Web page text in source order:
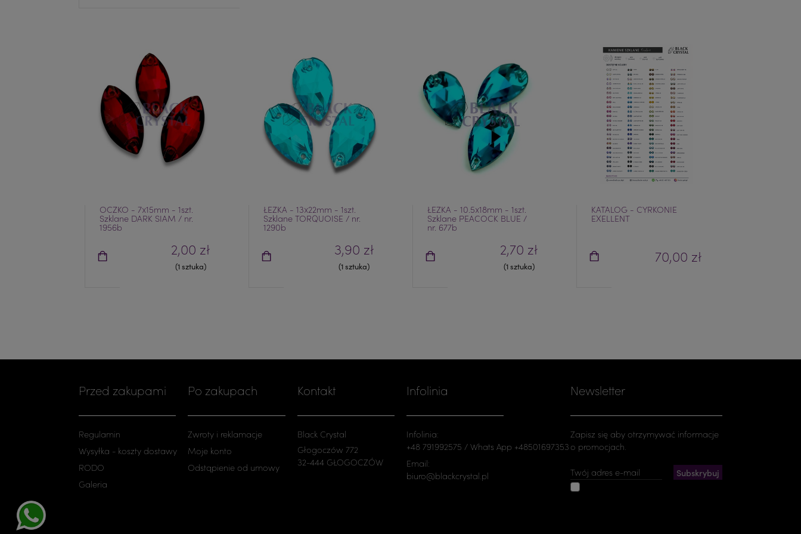
OCZKO - 7x15mm - 1szt.
Szklane DARK SIAM / nr.
1956b
2,00 zł
(1 sztuka)
ŁEZKA - 13x22mm - 1szt.
Szklane TORQUOISE / nr.
1290b
3,90 zł
(1 sztuka)
ŁEZKA - 10.5x18mm - 1szt.
Szklane PEACOCK BLUE /
nr. 677b
2,70 zł
(1 sztuka)
KATALOG - CYRKONIE
EXELLENT
70,00 zł
Przed zakupami
Regulamin
Wysyłka - koszty dostawy
RODO
Galeria
Po zakupach
Zwroty i reklamacje
Moje konto
Odstąpienie od umowy
Kontakt
Black Crystal
Głogoczów 772
32-444 GŁOGOCZÓW
Infolinia
Infolinia:
+48 791992575 / Whats App +48501697353
Email:
biuro@blackcrystal.pl
Newsletter
Zapisz się aby otrzymywać informacje
o promocjach.